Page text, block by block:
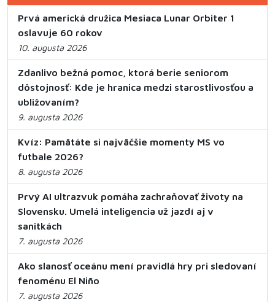
Prvá americká družica Mesiaca Lunar Orbiter 1
oslavuje 60 rokov
10. augusta 2026
Zdanlivo bežná pomoc, ktorá berie seniorom
dôstojnosť: Kde je hranica medzi starostlivosťou a
ubližovaním?
9. augusta 2026
Kvíz: Pamätáte si najväčšie momenty MS vo
futbale 2026?
8. augusta 2026
Prvý AI ultrazvuk pomáha zachraňovať životy na
Slovensku. Umelá inteligencia už jazdí aj v
sanitkách
7. augusta 2026
Ako slanosť oceánu mení pravidlá hry pri sledovaní
fenoménu El Niño
7. augusta 2026